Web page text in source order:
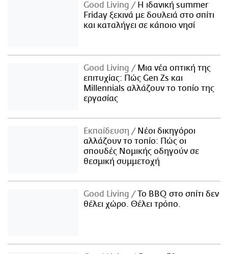
Good Living
Η ιδανική summer
Friday ξεκινά με δουλειά στο σπίτι
και καταλήγει σε κάποιο νησί
Good Living
Μια νέα οπτική της
επιτυχίας: Πώς Gen Zs και
Millennials αλλάζουν το τοπίο της
εργασίας
Εκπαίδευση
Νέοι δικηγόροι
αλλάζουν το τοπίο: Πώς οι
σπουδές Νομικής οδηγούν σε
θεσμική συμμετοχή
Good Living
Το BBQ στο σπίτι δεν
θέλει χώρο. Θέλει τρόπο.